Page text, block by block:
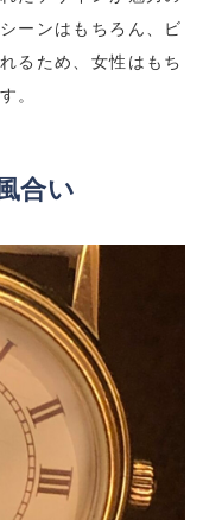
ーンはもちろん、ビ
るため、女性はもち
。
合い